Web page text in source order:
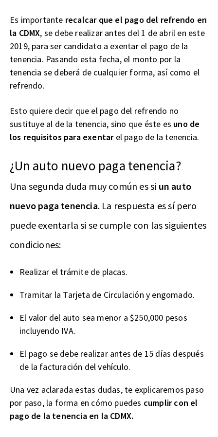
Es importante recalcar que el pago del refrendo en
la CDMX, se debe realizar antes del 1 de abril en este
2019, para ser candidato a exentar el pago de la
tenencia. Pasando esta fecha, el monto por la
tenencia se deberá de cualquier forma, así como el
refrendo.
Esto quiere decir que el pago del refrendo no
sustituye al de la tenencia, sino que éste es uno de
los requisitos para exentarel pago de la tenencia.
¿Un auto nuevo paga tenencia?
Una segunda duda muy común es si un auto
nuevo paga tenencia. La respuesta es sí pero
puede exentarla si se cumple con las siguientes
condiciones:
Realizar el trámite de placas.
Tramitar la Tarjeta de Circulación y engomado.
El valor del auto sea menor a $250,000 pesos
incluyendo IVA.
El pago se debe realizar antes de 15 días después
de la facturación del vehículo.
Una vez aclarada estas dudas, te explicaremos paso
por paso, la forma en cómo puedes cumplir con el
pago de la tenencia en la CDMX.